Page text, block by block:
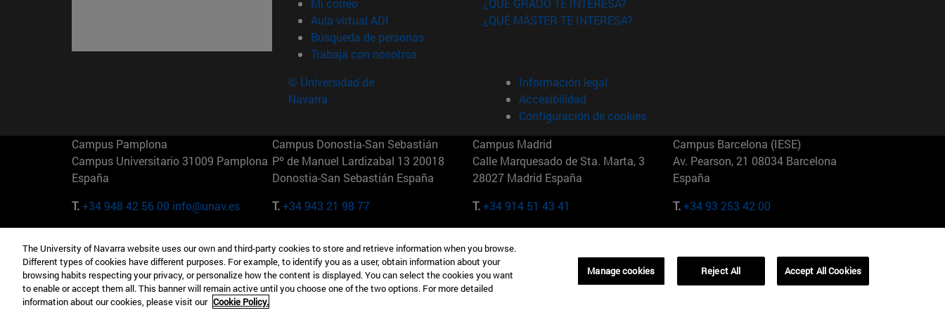
Mi correo
Aula virtual ADI (abre en nueva ventana)
Búsqueda de personas(abre en nueva ventana)
Trabaja con nosotros(abre en nueva ventana)
¿QUÉ GRADO TE INTERESA?
¿QUÉ MÁSTER TE INTERESA?
© Universidad de
Navarra
Información legal
Accesibilidad
Configuración de cookies
Campus Pamplona
Campus Universitario 31009 Pamplona
España
T.+34 948 42 56 00 info@unav.es
Campus Donostia-San Sebastián
Pº de Manuel Lardizabal 13 20018
Donostia-San Sebastián España
T.+34 943 21 98 77
Campus Madrid
Calle Marquesado de Sta. Marta, 3
28027 Madrid España
T.+34 914 51 43 41
Campus Barcelona (IESE)
Av. Pearson, 21 08034 Barcelona
España
T.+34 93 253 42 00
Camino del Cerro Águila 3 28023
Madrid España
T.+34 912 11 30 00
165 W 57th St 10019-2201 Nueva York
EE.UU
T.+1 646 346 8850
Maria-Theresia-Straße 15 81675
Múnich Alemania
T.+49 89 24209790
01321001 Bela Vista Brasil
The University of Navarra website uses our own and third-party cookies to store and retrieve information when you browse.
Different types of cookies have different purposes. For example, to identify you as a user, obtain information about your
browsing habits respecting your privacy, or personalize how the content is displayed. You can select the cookies you want
to enable or accept them all. This banner will remain active until you choose one of the two options. For more detailed
information about our cookies, please visit our Cookie Policy.
Manage cookies Reject All Accept All Cookies